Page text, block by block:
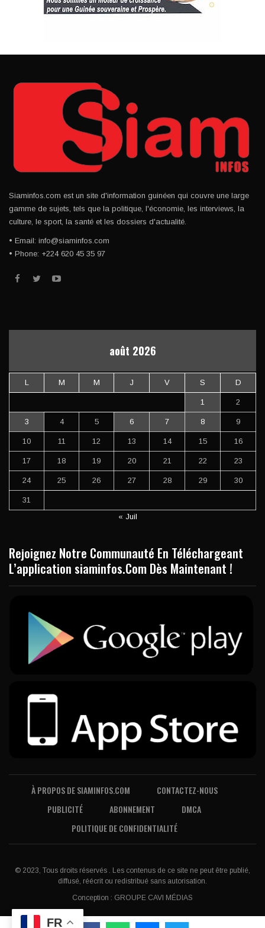
Siaminfos.com est un site d'information guinéen qui couvre une large
gamme de sujets, tels que la politique, l'économie, les interviews, la
culture, le sport, la santé et les dossiers d'actualité.
• Email: info@siaminfos.com
• Phone: +224 620 45 35 97
août 2026
L M M J V S D
1 2
3 4 5 6 7 8 9
10 11 12 13 14 15 16
17 18 19 20 21 22 23
24 25 26 27 28 29 30
31
« Juil
Rejoignez Notre Communauté En Téléchargeant
L’application siaminfos.Com Dès Maintenant !
À PROPOS DE SIAMINFOS.COM
CONTACTEZ-NOUS
PUBLICITÉ
ABONNEMENT
DMCA
POLITIQUE DE CONFIDENTIALITÉ
© 2023, Tous droits réservés . Les contenus de ce site ne peut être publié,
diffusé, réécrit ou redistribué sans autorisation.
Conception : GROUPE CAVI MÉDIAS
FR